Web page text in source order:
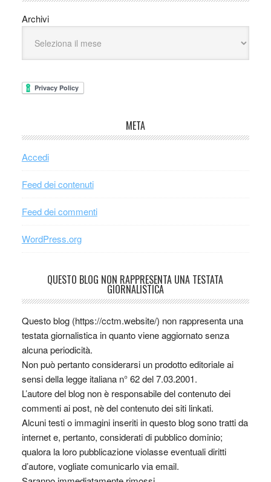
Archivi
META
Accedi
Feed dei contenuti
Feed dei commenti
WordPress.org
QUESTO BLOG NON RAPPRESENTA UNA TESTATA
GIORNALISTICA
Questo blog (https://cctm.website/) non rappresenta una
testata giornalistica in quanto viene aggiornato senza
alcuna periodicità.
Non può pertanto considerarsi un prodotto editoriale ai
sensi della legge italiana n° 62 del 7.03.2001.
L’autore del blog non è responsabile del contenuto dei
commenti ai post, nè del contenuto dei siti linkati.
Alcuni testi o immagini inseriti in questo blog sono tratti da
internet e, pertanto, considerati di pubblico dominio;
qualora la loro pubblicazione violasse eventuali diritti
d’autore, vogliate comunicarlo via email.